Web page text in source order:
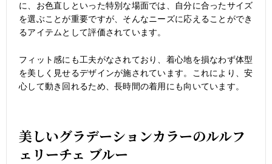
に、お色直しといった特別な場面では、自分に合ったサイズ
を選ぶことが重要ですが、そんなニーズに応えることができ
るアイテムとして評価されています。
フィット感にも工夫がなされており、着心地を損なわず体型
を美しく見せるデザインが施されています。これにより、安
心して動き回れるため、長時間の着用にも向いています。
美しいグラデーションカラーのルルフ
ェリーチェ ブルー